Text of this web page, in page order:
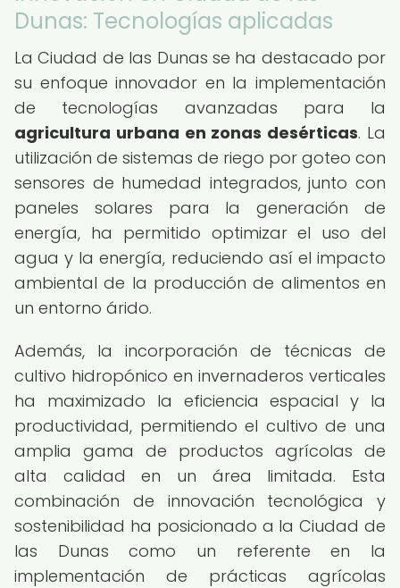
Dunas: Tecnologías aplicadas
La Ciudad de las Dunas se ha destacado por
su enfoque innovador en la implementación
de tecnologías avanzadas para la
agricultura urbana en zonas desérticas. La
utilización de sistemas de riego por goteo con
sensores de humedad integrados, junto con
paneles solares para la generación de
energía, ha permitido optimizar el uso del
agua y la energía, reduciendo así el impacto
ambiental de la producción de alimentos en
un entorno árido.
Además, la incorporación de técnicas de
cultivo hidropónico en invernaderos verticales
ha maximizado la eficiencia espacial y la
productividad, permitiendo el cultivo de una
amplia gama de productos agrícolas de
alta calidad en un área limitada. Esta
combinación de innovación tecnológica y
sostenibilidad ha posicionado a la Ciudad de
las Dunas como un referente en la
implementación de prácticas agrícolas